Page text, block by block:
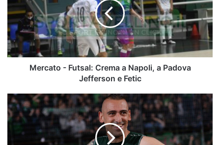
Crema
a
Napoli,
a
Padova
Jefferson
Mercato - Futsal: Crema a Napoli, a Padova
Jefferson e Fetic
Agente
Castaldo:
"Gigi